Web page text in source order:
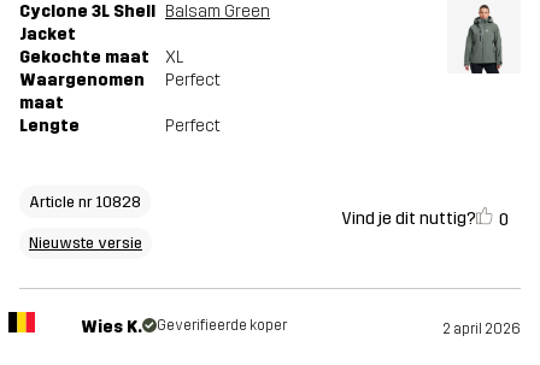
Cyclone 3L Shell
Jacket
Balsam Green
Gekochte maat
XL
Waargenomen
maat
Perfect
Lengte Perfect
Article nr 10828
Nieuwste versie
Vind je dit nuttig? 0
Wies K. Geverifieerde koper 2 april 2026